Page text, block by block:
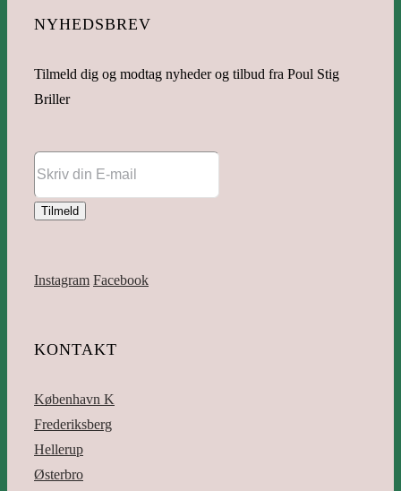
NYHEDSBREV
Tilmeld dig og modtag nyheder og tilbud fra Poul Stig
Briller
Instagram Facebook
KONTAKT
København K
Frederiksberg
Hellerup
Østerbro